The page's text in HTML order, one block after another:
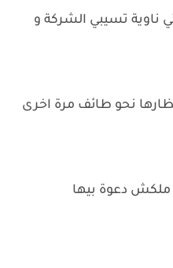
ناوية تسيبي الشركة و
نحو طائف مرة اخرى
ملكش دعوة بيها